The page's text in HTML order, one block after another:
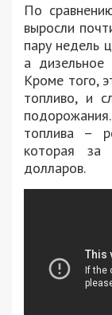
По
выросли
пару недель
а
Кроме того,
топливо, и
топлива –
которая
долларов.